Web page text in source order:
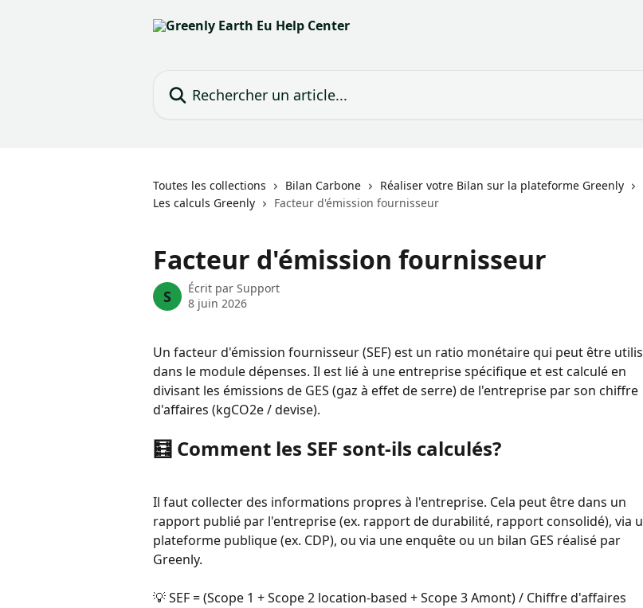
Toutes les collections Bilan Carbone
Réaliser votre Bilan sur la plateforme Greenly
Les calculs Greenly
Facteur d'émission fournisseur
Facteur d'émission fournisseur
S Écrit par Support
8 juin 2026
Un facteur d'émission fournisseur (SEF) est un ratio monétaire qui peut être
dans le module dépenses. Il est lié à une entreprise spécifique et est calculé en
divisant les émissions de GES (gaz à effet de serre) de l'entreprise par son chiffre
d'affaires (kgCO2e / devise).
🧮 Comment les SEF sont-ils calculés?
Il faut collecter des informations propres à l'entreprise. Cela peut être dans un
rapport publié par l'entreprise (ex. rapport de durabilité, rapport consolidé), via
plateforme publique (ex. CDP), ou via une enquête ou un bilan GES réalisé par
Greenly.
💡 SEF = (Scope 1 + Scope 2 location-based + Scope 3 Amont) / Chiffre d'affaires